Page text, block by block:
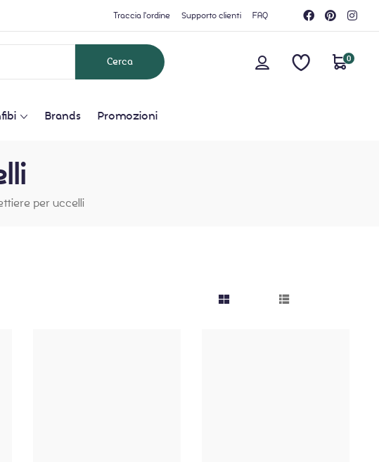
Traccia l'ordine Supporto clienti FAQ
0
Brands Promozioni
per uccelli
list button